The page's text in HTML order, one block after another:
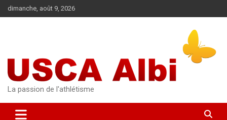
Aller
au
dimanche, août 9, 2026
La passion de l'athlétisme